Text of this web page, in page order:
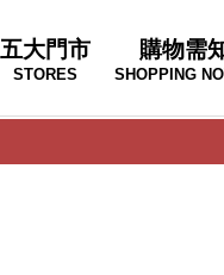
五大門市
STORES
購物需
SHOPPING